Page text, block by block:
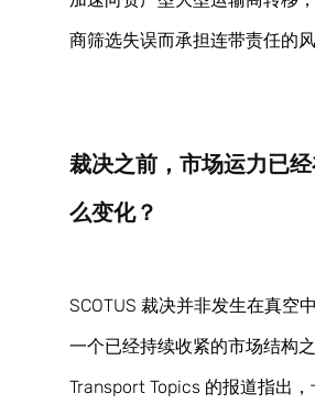
商筛选失误而承担连带责任的风
裁决之前，市场运力已
么变化？
SCOTUS 裁决并非发生在真空
一个已经持续收紧的市场结构之
Transport Topics 的报道指出